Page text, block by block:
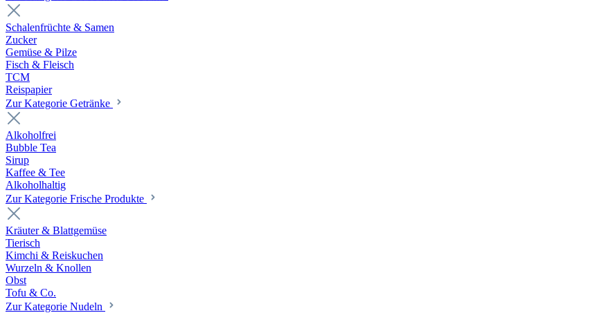
Schalenfrüchte & Samen
Zucker
Gemüse & Pilze
Fisch & Fleisch
TCM
Reispapier
Zur Kategorie Getränke
Alkoholfrei
Bubble Tea
Sirup
Kaffee & Tee
Alkoholhaltig
Zur Kategorie Frische Produkte
Kräuter & Blattgemüse
Tierisch
Kimchi & Reiskuchen
Wurzeln & Knollen
Obst
Tofu & Co.
Zur Kategorie Nudeln